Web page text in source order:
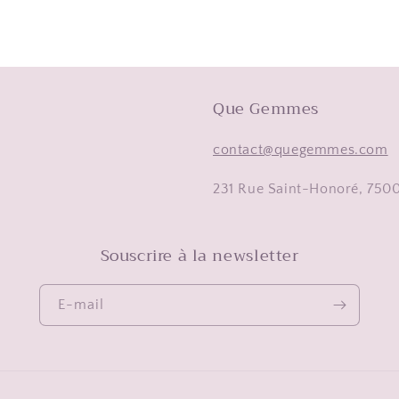
Que Gemmes
contact@quegemmes.com
231 Rue Saint-Honoré,
Souscrire à la newsletter
E-mail